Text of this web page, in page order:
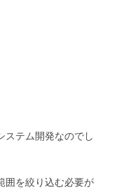
ステム開発なのでし
囲を絞り込む必要が